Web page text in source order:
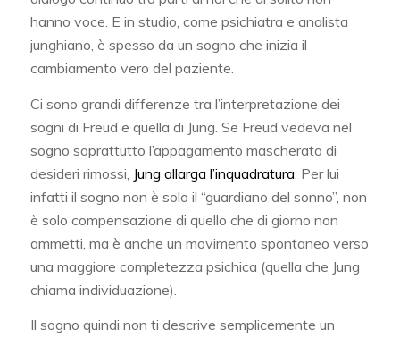
hanno voce. E in studio, come psichiatra e analista
junghiano, è spesso da un sogno che inizia il
cambiamento vero del paziente.
Ci sono grandi differenze tra l’interpretazione dei
sogni di Freud e quella di Jung. Se Freud vedeva nel
sogno soprattutto l’appagamento mascherato di
desideri rimossi, Jung allarga l’inquadratura . Per lui
infatti il sogno non è solo il “guardiano del sonno”, non
è solo compensazione di quello che di giorno non
ammetti, ma è anche un movimento spontaneo verso
una maggiore completezza psichica (quella che Jung
chiama individuazione).
Il sogno quindi non ti descrive semplicemente un